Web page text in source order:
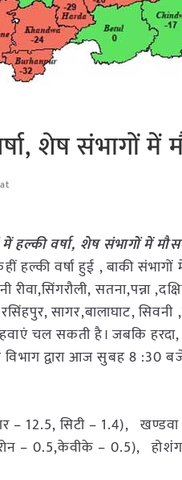
शेष संभागों में
हल्की वर्षा, शेष संभागों में
वर्षा हुई , बाकी
सतना,पन्ना
सागर,बालाघाट,
चल सकती है। जबकि
विभाग द्वारा आज सुबह 8
– 12.5, सिटी – 1.4),
– 0.5),